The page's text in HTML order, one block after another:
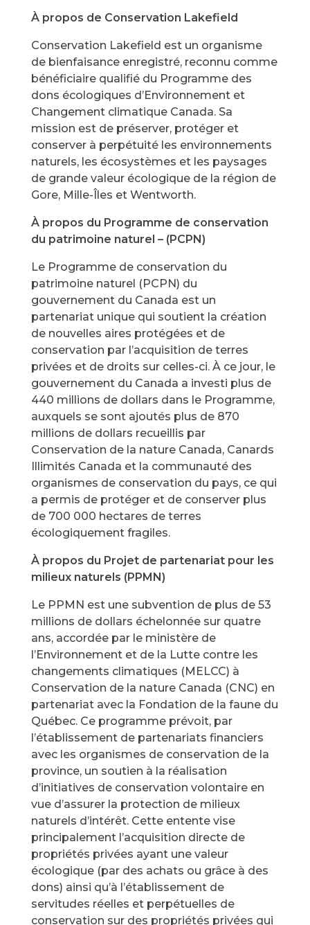
À propos de Conservation Lakefield
Conservation Lakefield est un organisme
de bienfaisance enregistré, reconnu comme
bénéficiaire qualifié du Programme des
dons écologiques d’Environnement et
Changement climatique Canada. Sa
mission est de préserver, protéger et
conserver à perpétuité les environnements
naturels, les écosystèmes et les paysages
de grande valeur écologique de la région de
Gore, Mille-Îles et Wentworth.
À propos du Programme de conservation
du patrimoine naturel – (PCPN)
Le Programme de conservation du
patrimoine naturel (PCPN) du
gouvernement du Canada est un
partenariat unique qui soutient la création
de nouvelles aires protégées et de
conservation par l’acquisition de terres
privées et de droits sur celles-ci. À ce jour, le
gouvernement du Canada a investi plus de
440 millions de dollars dans le Programme,
auxquels se sont ajoutés plus de 870
millions de dollars recueillis par
Conservation de la nature Canada, Canards
Illimités Canada et la communauté des
organismes de conservation du pays, ce qui
a permis de protéger et de conserver plus
de 700 000 hectares de terres
écologiquement fragiles.
À propos du Projet de partenariat pour les
milieux naturels (PPMN)
Le PPMN est une subvention de plus de 53
millions de dollars échelonnée sur quatre
ans, accordée par le ministère de
l’Environnement et de la Lutte contre les
changements climatiques (MELCC) à
Conservation de la nature Canada (CNC) en
partenariat avec la Fondation de la faune du
Québec. Ce programme prévoit, par
l’établissement de partenariats financiers
avec les organismes de conservation de la
province, un soutien à la réalisation
d’initiatives de conservation volontaire en
vue d’assurer la protection de milieux
naturels d’intérêt. Cette entente vise
principalement l’acquisition directe de
propriétés privées ayant une valeur
écologique (par des achats ou grâce à des
dons) ainsi qu’à l’établissement de
servitudes réelles et perpétuelles de
conservation sur des propriétés privées qui